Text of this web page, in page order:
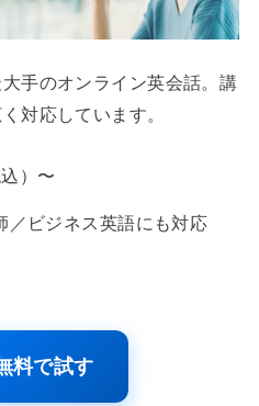
手のオンライン英会話。講
対応しています。
）〜
／ビジネス英語にも対応
料で試す